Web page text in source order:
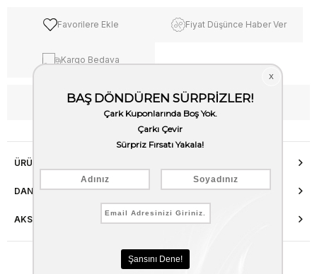
Favorilere Ekle Fiyat Düşünce Haber Ver
Kargo Bedava
WhatsApp’tan Bilgi Al
ÜRÜN ÖZELLIKLERI
DANIŞMA HATTI
AKSESUAR ONARIMI